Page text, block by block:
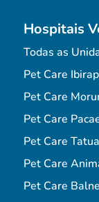
Hospitais
Todas as
Pet Care
Pet Care
Pet Care
Pet Care
Pet Care
Pet Care